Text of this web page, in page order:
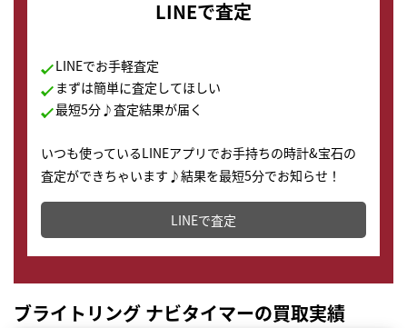
LINEで査定
LINEでお手軽査定
まずは簡単に査定してほしい
最短5分♪査定結果が届く
いつも使っているLINEアプリでお手持ちの時計&宝石の
査定ができちゃいます♪結果を最短5分でお知らせ！
どこからでもすぐに査定金額を知ることが出来ます。
LINEで査定
ブライトリング ナビタイマーの買取実績